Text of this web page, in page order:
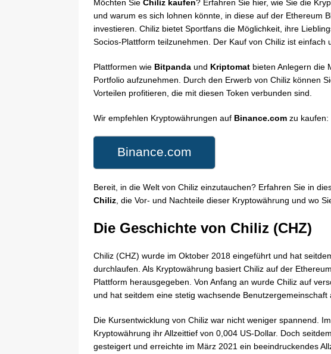
Möchten Sie Chiliz kaufen? Erfahren Sie hier, wie Sie die
und warum es sich lohnen könnte, in diese auf der Ethereum
investieren. Chiliz bietet Sportfans die Möglichkeit, ihre
Socios-Plattform teilzunehmen. Der Kauf von Chiliz ist einfach
Plattformen wie Bitpanda und Kriptomat bieten Anlegern die
Portfolio aufzunehmen. Durch den Erwerb von Chiliz können
Vorteilen profitieren, die mit diesen Token verbunden sind.
Wir empfehlen Kryptowährungen auf Binance.com zu kaufen:
Binance.com
Bereit, in die Welt von Chiliz einzutauchen? Erfahren Sie in
Chiliz , die Vor- und Nachteile dieser Kryptowährung und wo
Die Geschichte von Chiliz (CHZ)
Chiliz (CHZ) wurde im Oktober 2018 eingeführt und hat
durchlaufen. Als Kryptowährung basiert Chiliz auf der
Plattform herausgegeben. Von Anfang an wurde Chiliz auf
und hat seitdem eine stetig wachsende Benutzergemeinschaft
Die Kursentwicklung von Chiliz war nicht weniger spannend.
Kryptowährung ihr Allzeittief von 0,004 US-Dollar. Doch
gesteigert und erreichte im März 2021 ein beeindruckendes